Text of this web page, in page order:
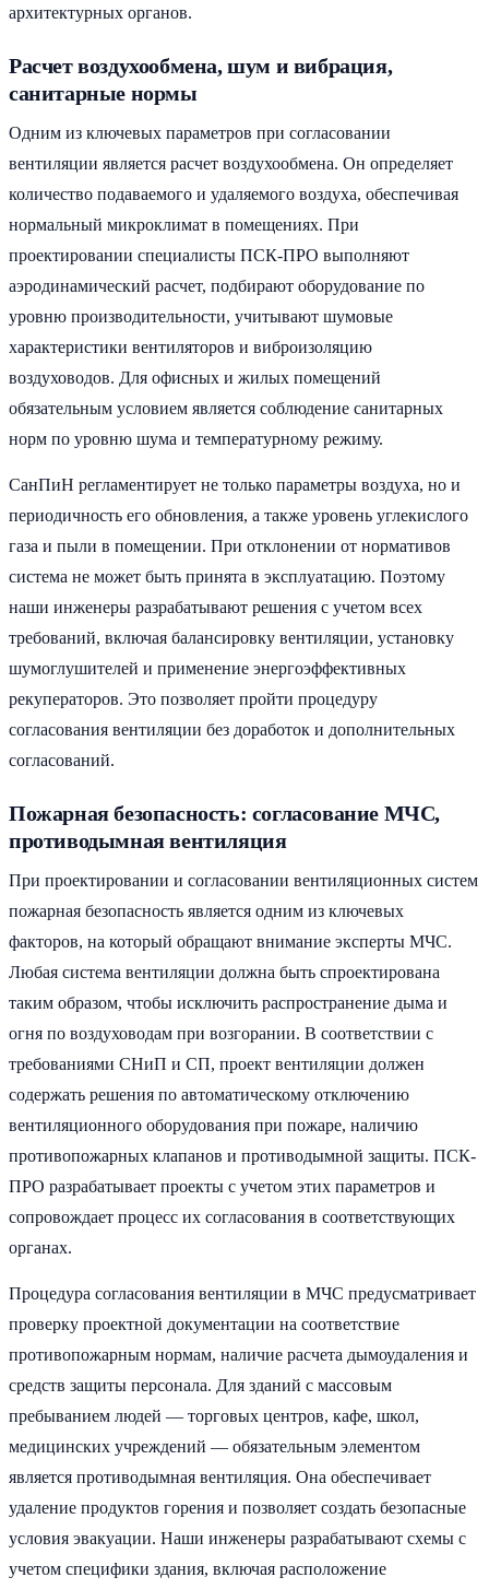
архитектурных органов.
Расчет воздухообмена, шум и вибрация,
санитарные нормы
Одним из ключевых параметров при согласовании
вентиляции является расчет воздухообмена. Он определяет
количество подаваемого и удаляемого воздуха, обеспечивая
нормальный микроклимат в помещениях. При
проектировании специалисты ПСК-ПРО выполняют
аэродинамический расчет, подбирают оборудование по
уровню производительности, учитывают шумовые
характеристики вентиляторов и виброизоляцию
воздуховодов. Для офисных и жилых помещений
обязательным условием является соблюдение санитарных
норм по уровню шума и температурному режиму.
СанПиН регламентирует не только параметры воздуха, но и
периодичность его обновления, а также уровень углекислого
газа и пыли в помещении. При отклонении от нормативов
система не может быть принята в эксплуатацию. Поэтому
наши инженеры разрабатывают решения с учетом всех
требований, включая балансировку вентиляции, установку
шумоглушителей и применение энергоэффективных
рекуператоров. Это позволяет пройти процедуру
согласования вентиляции без доработок и дополнительных
согласований.
Пожарная безопасность: согласование МЧС,
противодымная вентиляция
При проектировании и согласовании вентиляционных систем
пожарная безопасность является одним из ключевых
факторов, на который обращают внимание эксперты МЧС.
Любая система вентиляции должна быть спроектирована
таким образом, чтобы исключить распространение дыма и
огня по воздуховодам при возгорании. В соответствии с
требованиями СНиП и СП, проект вентиляции должен
содержать решения по автоматическому отключению
вентиляционного оборудования при пожаре, наличию
противопожарных клапанов и противодымной защиты. ПСК-
ПРО разрабатывает проекты с учетом этих параметров и
сопровождает процесс их согласования в соответствующих
органах.
Процедура согласования вентиляции в МЧС предусматривает
проверку проектной документации на соответствие
противопожарным нормам, наличие расчета дымоудаления и
средств защиты персонала. Для зданий с массовым
пребыванием людей — торговых центров, кафе, школ,
медицинских учреждений — обязательным элементом
является противодымная вентиляция. Она обеспечивает
удаление продуктов горения и позволяет создать безопасные
условия эвакуации. Наши инженеры разрабатывают схемы с
учетом специфики здания, включая расположение